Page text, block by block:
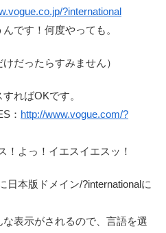
?international
です！何度やっても。
だったらすみません）
ればOKです。
： http://www.vogue.com/?
！よっ！イエスイエスッ！
日本版ドメイン/?internationalに
表示がされるので、言語を選